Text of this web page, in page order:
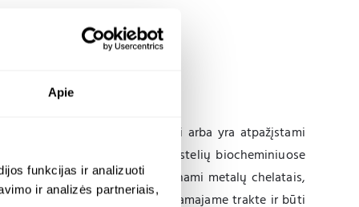
Apie
funkcijas ir analizuoti
ir analizės partneriais,
kurie egzistuoja natūraliai arba yra atpažįstami
jie gali tiesiogiai dalyvauti ląstelių biocheminiuose
– tai junginiai, vadinami metalų chelatais,
išlikti stabiliam virškinamajame trakte ir būti